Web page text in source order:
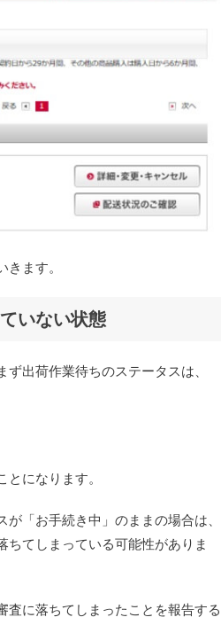
ます。
いない状態
出荷作業待ちのステータスは、
とになります。
「お手続き中」のままの場合は、
ちてしまっている可能性がありま
査に落ちてしまったことを報告する